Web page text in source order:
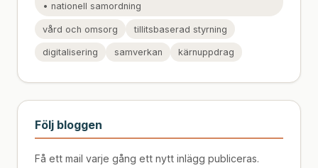
• nationell samordning
vård och omsorg tillitsbaserad styrning
digitalisering samverkan kärnuppdrag
Följ bloggen
Få ett mail varje gång ett nytt inlägg publiceras.